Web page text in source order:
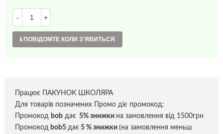
- +
ПОВІДОМТЕ КОЛИ З'ЯВИТЬСЯ
Працює ПАКУНОК ШКОЛЯРА
Для товарів позначених Промо діє промокод:
Промокод bob дає 5% знижки на замовлення від 1500грн
Промокод bob5 дає 5 % знижки (на замовлення меньш